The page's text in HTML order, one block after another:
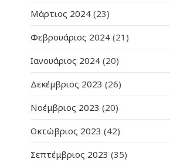
Μάρτιος 2024 (23)
Φεβρουάριος 2024 (21)
Ιανουάριος 2024 (20)
Δεκέμβριος 2023 (26)
Νοέμβριος 2023 (20)
Οκτώβριος 2023 (42)
Σεπτέμβριος 2023 (35)